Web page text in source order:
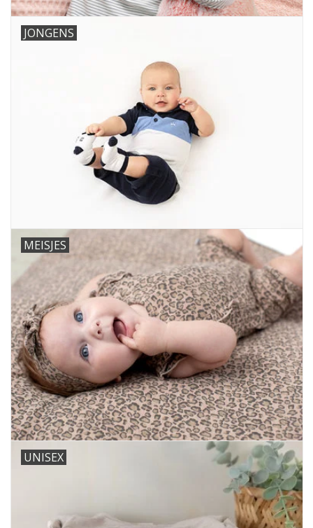
JONGENS
MEISJES
UNISEX